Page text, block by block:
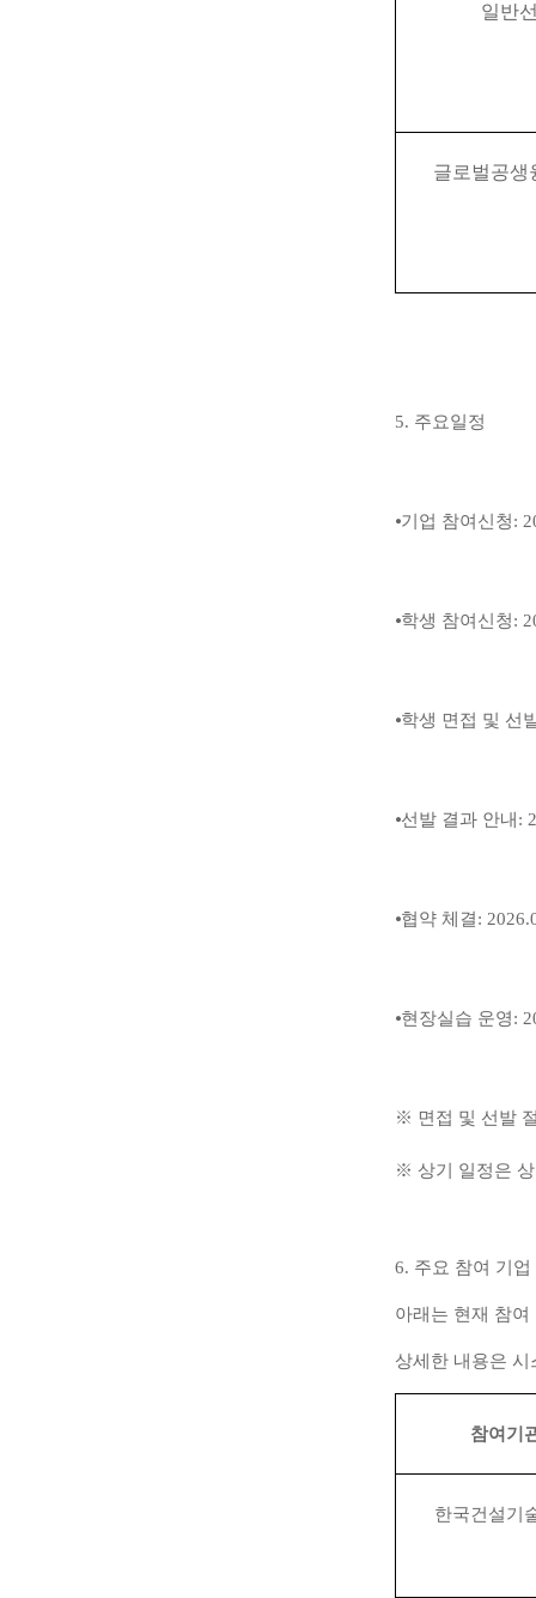
일반
글로벌공생
5. 주요일정
⦁기업 참여신청:
⦁학생 참여신청:
⦁학생 면접 및 선
⦁선발 결과 안내 :
⦁협약 체결:
⦁현장실습 운영:
※ 면접 및 선발
※ 상기 일정은
6. 주요 참여 기
아래는 현재 참
상세한 내용은
참여기
한국건설기